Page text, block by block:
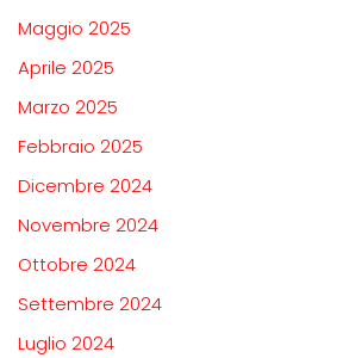
Maggio 2025
Aprile 2025
Marzo 2025
Febbraio 2025
Dicembre 2024
Novembre 2024
Ottobre 2024
Settembre 2024
Luglio 2024